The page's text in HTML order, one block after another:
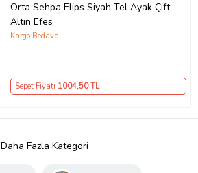
Orta Sehpa Elips Siyah Tel Ayak Çift
Altın Efes
Kargo Bedava
Sepet Fiyatı 1004,50 TL
Daha Fazla Kategori